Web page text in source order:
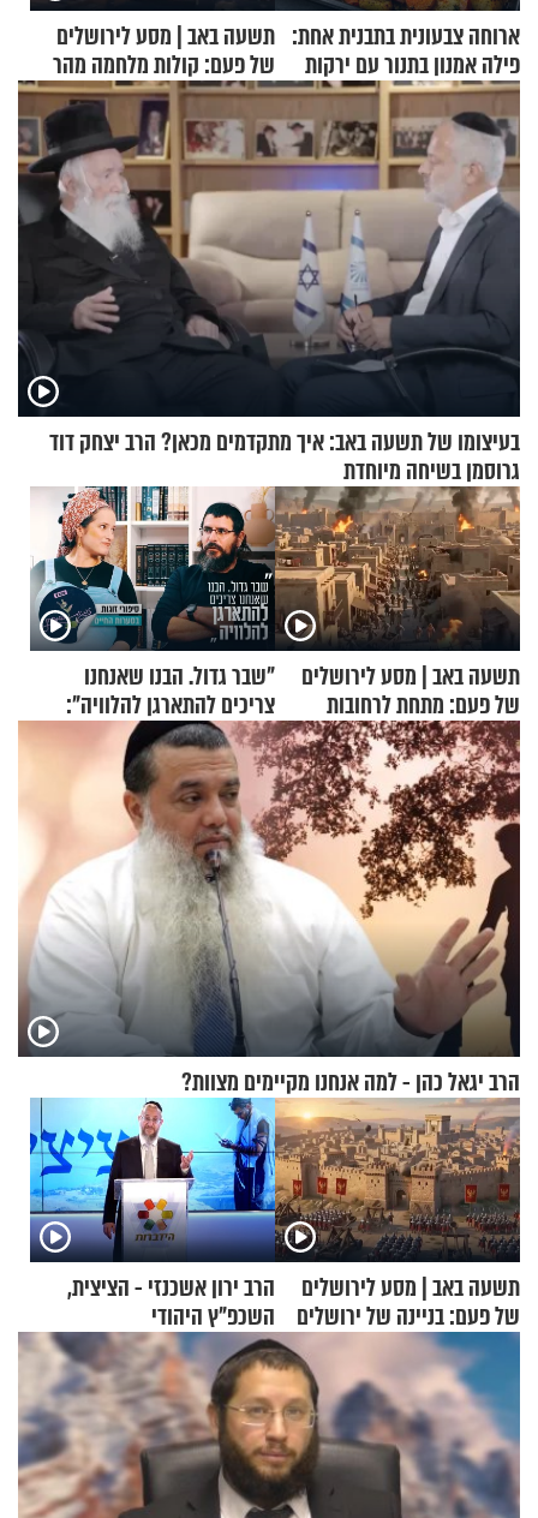
ארוחה צבעונית בתבנית אחת:
פילה אמנון בתנור עם ירקות
תשעה באב | מסע לירושלים
של פעם: קולות מלחמה מהר
הזיתים
בעיצומו של תשעה באב: איך מתקדמים מכאן? הרב יצחק דוד
גרוסמן בשיחה מיוחדת
תשעה באב | מסע לירושלים
של פעם: מתחת לרחובות
ירושלים
"שבר גדול. הבנו שאנחנו
צריכים להתארגן להלוויה":
זוגיות במבחן, הפעם עם מרים
וגד דנינו
הרב יגאל כהן - למה אנחנו מקיימים מצוות?
תשעה באב | מסע לירושלים
של פעם: בניינה של ירושלים
הרב ירון אשכנזי - הציצית,
השכפ"ץ היהודי